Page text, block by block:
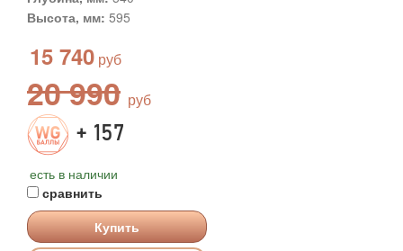
Высота, мм: 595
15 740
20 990
+ 157
есть в наличии
сравнить
Купить